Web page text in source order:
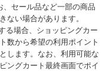
セール品など一部の商品
ない場合があります。
る場合、ショッピングカー
数から希望の利用ポイント
します。なお、利用可能な
ングカート最終画面でポイ